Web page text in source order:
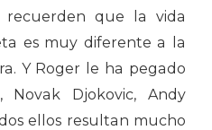
recuerden que la vida
es muy diferente a la
Y Roger le ha pegado
Novak Djokovic, Andy
ellos resultan mucho